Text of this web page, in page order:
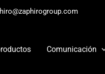
Comunicación